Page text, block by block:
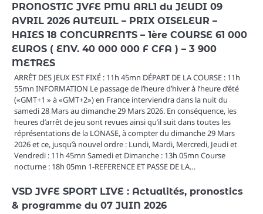
PRONOSTIC JVFE PMU ARL1 du JEUDI 09
AVRIL 2026 AUTEUIL – PRIX OISELEUR –
HAIES 18 CONCURRENTS – 1ère COURSE 61 000
EUROS ( ENV. 40 000 000 F CFA ) – 3 900
METRES
ARRÊT DES JEUX EST FIXÉ : 11h 45mn DÉPART DE LA COURSE : 11h
55mn INFORMATION Le passage de l’heure d’hiver à l’heure d’été
(«GMT+1 » à «GMT+2») en France interviendra dans la nuit du
samedi 28 Mars au dimanche 29 Mars 2026. En conséquence, les
heures d’arrêt de jeu sont revues ainsi qu’il suit dans toutes les
réprésentations de la LONASE, à compter du dimanche 29 Mars
2026 et ce, jusqu’à nouvel ordre : Lundi, Mardi, Mercredi, Jeudi et
Vendredi : 11h 45mn Samedi et Dimanche : 13h 05mn Course
nocturne : 18h 05mn 1-REFERENCE ET PASSE DE LA…
VSD JVFE SPORT LIVE : Actualités, pronostics
& programme du 07 JUIN 2026